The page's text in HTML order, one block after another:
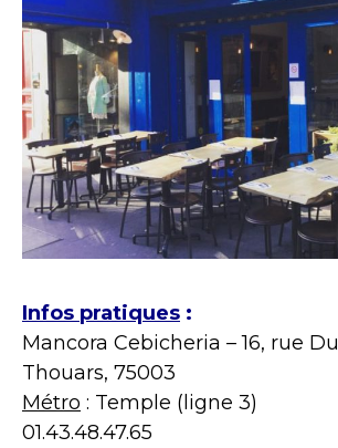
Infos pratiques :
Mancora Cebicheria – 16, rue
Thouars, 75003
Métro : Temple (ligne 3)
01.43.48.47.65